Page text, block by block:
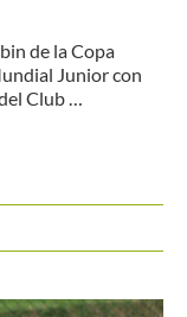
de la Copa
Junior con
Club …